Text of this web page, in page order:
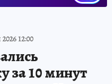
12:00
за 10 минут